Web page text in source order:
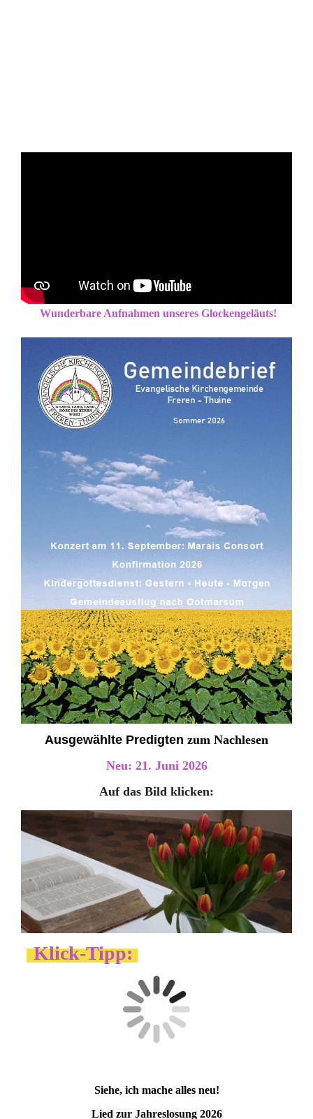
Wunderbare Aufnahmen unseres Glockengeläuts!
Ausgewählte Predigten zum Nachlesen
Neu: 21. Juni 2026
Auf das Bild klicken:
Klick-Tipp:
Siehe, ich mache alles neu!
Lied zur Jahreslosung 2026